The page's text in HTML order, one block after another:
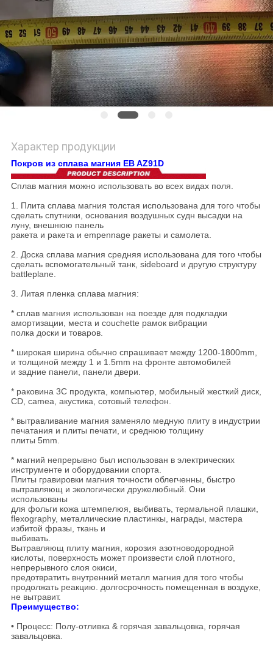
Характер продукции
Покров из сплава магния EB AZ91D
Сплав магния можно использовать во всех видах поля.
1. Плита сплава магния толстая использована для того чтобы
сделать спутники, основания воздушных судн высадки на
луну, внешнюю панель
ракета и ракета и empennage ракеты и самолета.
2. Доска сплава магния средняя использована для того чтобы
сделать вспомогательный танк, sideboard и другую структуру
battleplane.
3. Литая пленка сплава магния:
* сплав магния использован на поезде для подкладки
амортизации, места и couchette рамок вибрации
полка доски и товаров.
* широкая ширина обычно спрашивает между 1200-1800mm,
и толщиной между 1 и 1.5mm на фронте автомобилей
и задние панели, панели двери.
* раковина 3C продукта, компьютер, мобильный жесткий диск,
CD, camea, акустика, сотовый телефон.
* вытравливание магния заменяло медную плиту в индустрии
печатания и плиты печати, и среднюю толщину
плиты 5mm.
* магний непрерывно был использован в электрических
инструменте и оборудовании спорта.
Плиты гравировки магния точности облегченны, быстро
вытравляющ и экологически дружелюбный. Они
использованы
для фольги кожа штемпелюя, выбивать, термальной плашки,
flexography, металлические пластинкы, награды, мастера
избитой фразы, ткань и
выбивать.
Вытравляющ плиту магния, корозия азотноводородной
кислоты, поверхность может произвести слой плотного,
непрерывного слоя окиси,
предотвратить внутренний металл магния для того чтобы
продолжать реакцию. долгосрочность помещенная в воздухе,
не вытравит.
Преимущество:
• Процесс: Полу-отливка & горячая завальцовка, горячая
завальцовка.